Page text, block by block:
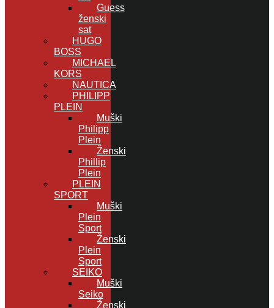
Guess
ženski
sat
HUGO
BOSS
MICHAEL
KORS
NAUTICA
PHILIPP
PLEIN
Muški
Philipp
Plein
Ženski
Phillip
Plein
PLEIN
SPORT
Muški
Plein
Sport
Ženski
Plein
Sport
SEIKO
Muški
Seiko
Ženski